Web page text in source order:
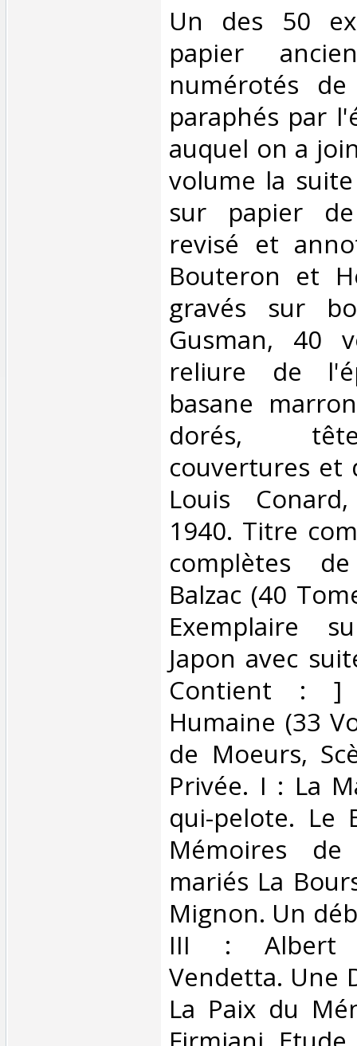
‎Un des 50
papier
numérotés
paraphés par
auquel on a
volume la
sur papier
revisé et
Bouteron et
gravés sur
Gusman, 40
reliure de
basane
dorés,
couvertures et
Louis
1940. Titre
complètes
Balzac (40
Exemplaire
Japon avec
Contient : ]
Humaine (33
de Moeurs,
Privée. I : La
qui-pelote. Le
Mémoires
mariés La
Mignon. Un
III : Albert
Vendetta. Une
La Paix du